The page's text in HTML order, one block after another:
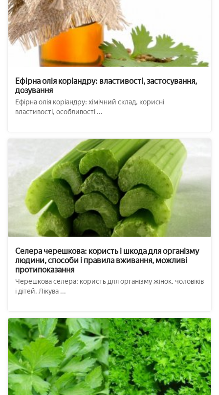
Ефірна олія коріандру: властивості, застосування,
дозування
Ефірна олія коріандру: хімічний склад, корисні
властивості, особливості ...
Селера черешкова: користь і шкода для організму
людини, способи і правила вживання, можливі
протипоказання
Черешкова селера: користь для організму жінок, чоловіків
і дітей. Лікува ...